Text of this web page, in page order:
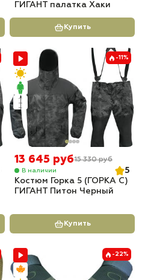
ГИГАНТ палатка Хаки
Купить
-11%
13 645 руб15 330 руб
В наличии
5
Костюм Горка 5 (ГОРКА С)
ГИГАНТ Питон Черный
Купить
-22%